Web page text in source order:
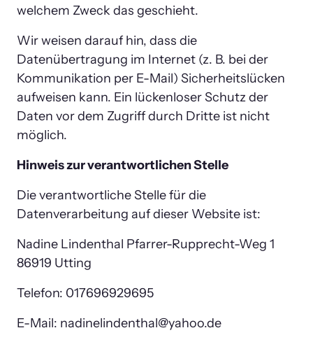
welchem Zweck das geschieht.
Wir weisen darauf hin, dass die
Datenübertragung im Internet (z. B. bei der
Kommunikation per E-Mail) Sicherheitslücken
aufweisen kann. Ein lückenloser Schutz der
Daten vor dem Zugriff durch Dritte ist nicht
möglich.
Hinweis zur verantwortlichen Stelle
Die verantwortliche Stelle für die
Datenverarbeitung auf dieser Website ist:
Nadine Lindenthal Pfarrer-Rupprecht-Weg 1
86919 Utting
Telefon: 017696929695
E-Mail: nadinelindenthal@yahoo.de